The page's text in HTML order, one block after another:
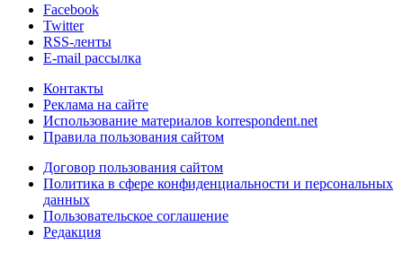
Facebook
Twitter
RSS-ленты
E-mail рассылка
Контакты
Реклама на сайте
Использование материалов korrespondent.net
Правила пользования сайтом
Договор пользования сайтом
Политика в сфере конфиденциальности и персональных
данных
Пользовательское соглашение
Редакция